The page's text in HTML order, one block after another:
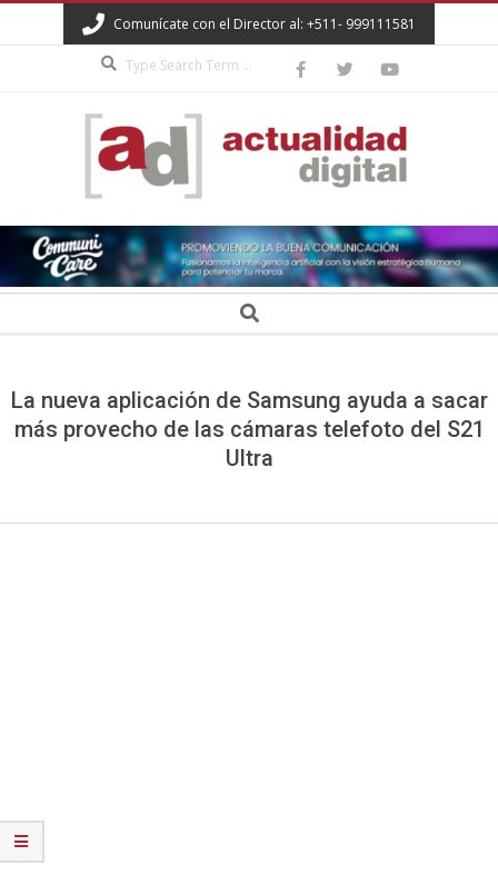
to
Comunícate con el Director al: +511- 999111581
ACTUALIDAD
DIGITAL Search
La nueva aplicación de Samsung ayuda a sacar
más provecho de las cámaras telefoto del S21
Ultra